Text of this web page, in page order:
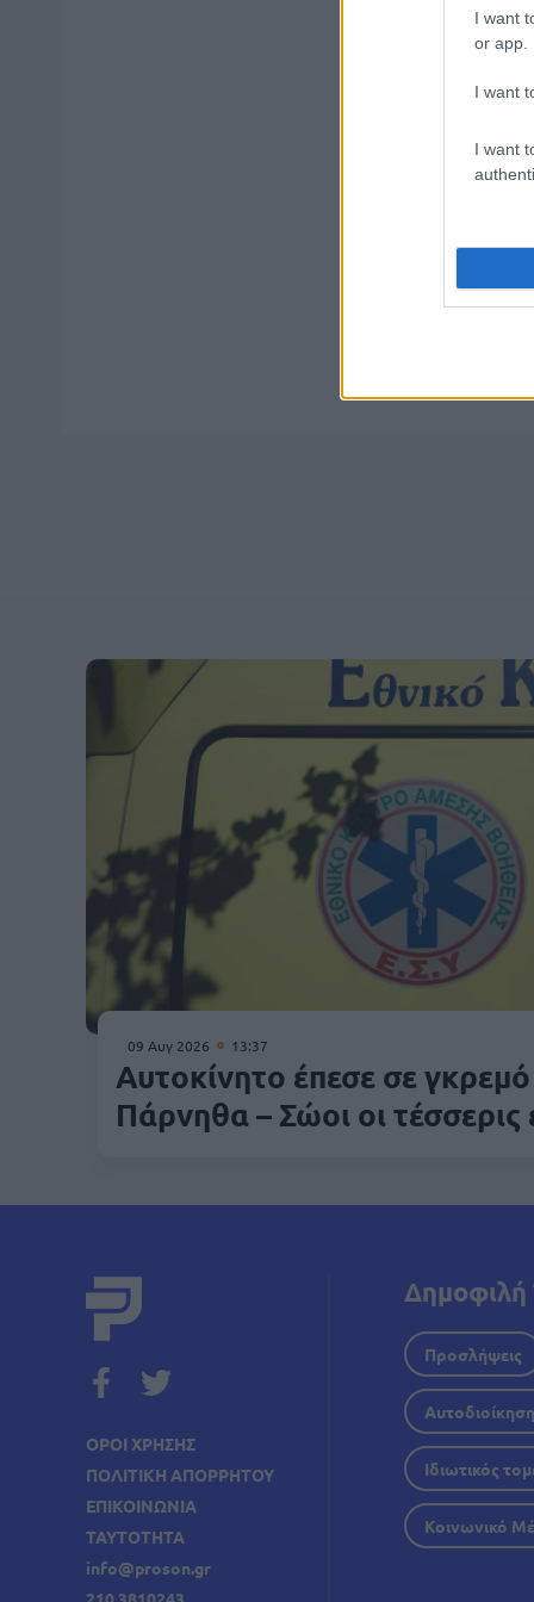
I want
or app.
I want
I want
09 Αυγ 2026 13:37
Αυτοκίνητο έπεσε σε
Πάρνηθα – Σώοι οι τέσσερις
ΟΡΟΙ ΧΡΗΣΗΣ
ΠΟΛΙΤΙΚΗ ΑΠΟΡΡΗΤΟΥ
ΕΠΙΚΟΙΝΩΝΙΑ
ΤΑΥΤΟΤΗΤΑ
info@proson.gr
Δημοφιλή
Προσλήψεις
Αυτοδιοίκηση
Ιδιωτικός
Κοινωνικό